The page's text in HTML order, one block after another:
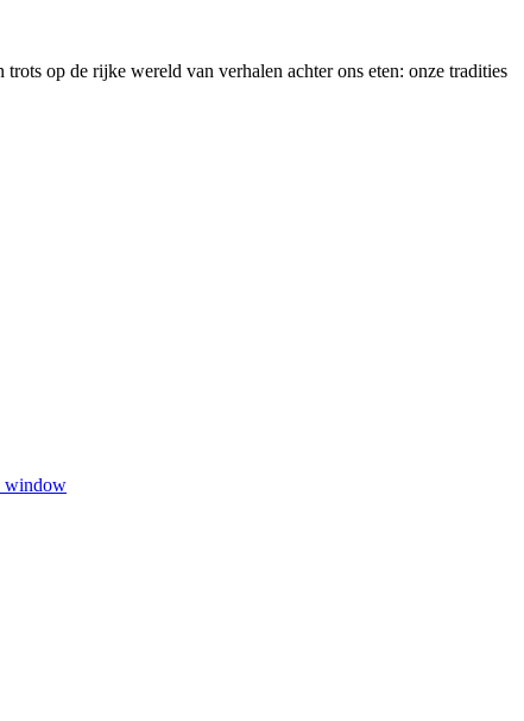
op de rijke wereld van verhalen achter ons eten: onze tradities
window